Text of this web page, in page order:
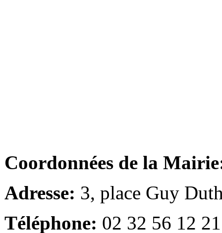
Coordonnées de la
Adresse: 3, place Guy
Téléphone: 02 32 56 12 21